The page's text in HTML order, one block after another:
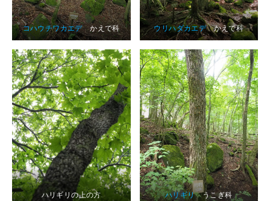
コハウチワカエデかえで科 ウリハダカエデかえで科
ハリギリの上の方 ハリギリうこぎ科